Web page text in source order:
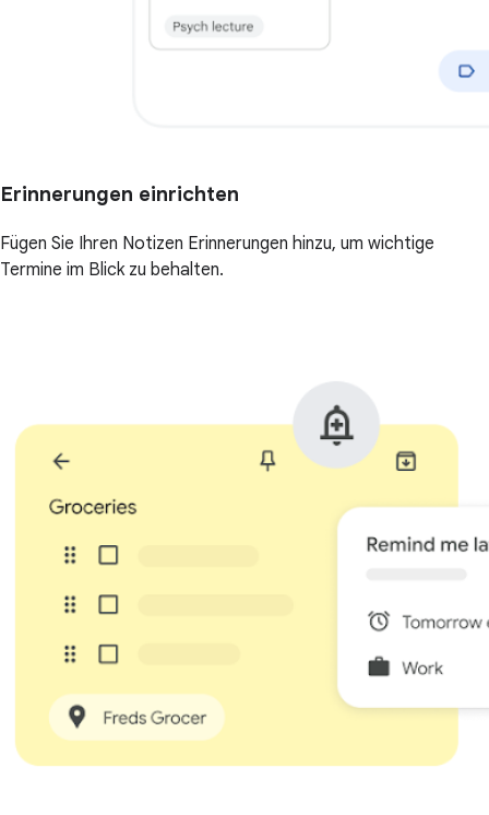
Erinnerungen einrichten
Fügen Sie Ihren Notizen Erinnerungen hinzu, um wichtige
Termine im Blick zu behalten.